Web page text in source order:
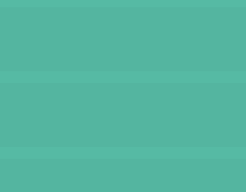
Orange of deze
beschikbaar?